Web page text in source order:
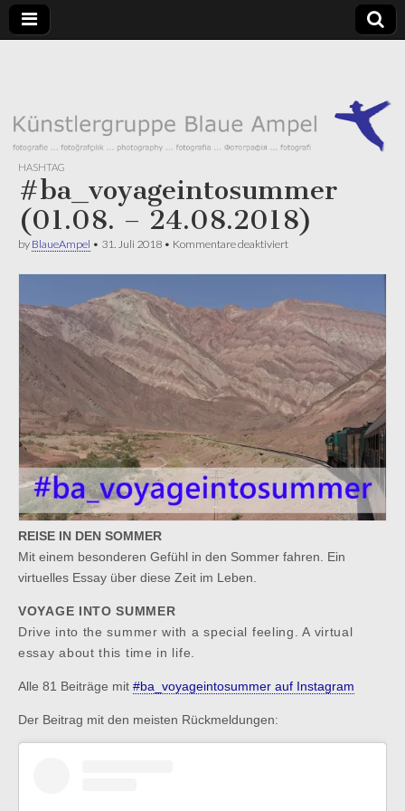
Künstlergruppe
Blaue Ampel
HASHTAG
#ba_voyageintosummer
(01.08. – 24.08.2018)
by BlaueAmpel • 31. Juli 2018 • Kommentare deaktiviertfür
(01.08.
24.08.2018)
REISE IN DEN SOMMER
Mit einem besonderen Gefühl in den Sommer fahren. Ein
virtuelles Essay über diese Zeit im Leben.
VOYAGE INTO SUMMER
Drive into the summer with a special feeling. A virtual
essay about this time in life.
Alle 81 Beiträge mit #ba_voyageintosummer auf Instagram
Der Beitrag mit den meisten Rückmeldungen: